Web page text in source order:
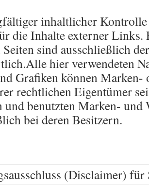
inhaltlicher
die Inhalte externer Links.
sind ausschließlich
hier verwendeten
Grafiken können Marken-
rechtlichen Eigentümer
und benutzten Marken- und
bei deren Besitzern.
(Disclaimer) für